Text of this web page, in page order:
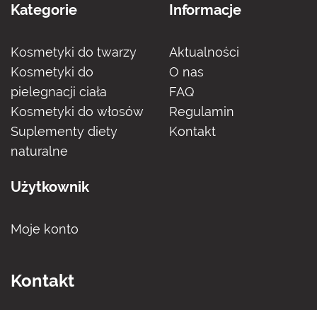
Kategorie
Kosmetyki do twarzy
Kosmetyki do
pielegnacji ciała
Kosmetyki do włosów
Suplementy diety
naturalne
Informacje
Aktualności
O nas
FAQ
Regulamin
Kontakt
Użytkownik
Moje konto
Kontakt